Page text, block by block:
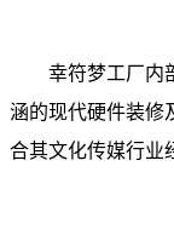
幸符梦工厂内部
涵的现代硬件装修
合其文化传媒行业